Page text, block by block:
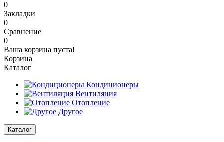
0
Закладки
0
Сравнение
0
Ваша корзина пуста!
Корзина
Каталог
Кондиционеры
Вентиляция
Отопление
Другое
Каталог